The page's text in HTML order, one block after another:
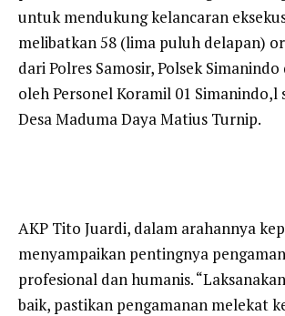
untuk mendukung kelancaran
melibatkan 58 (lima puluh delapan)
dari Polres Samosir, Polsek
oleh Personel Koramil 01 Simanindo,l
Desa Maduma Daya Matius Turnip.
AKP Tito Juardi, dalam arahannya
menyampaikan pentingnya
profesional dan humanis.
baik, pastikan pengamanan melekat